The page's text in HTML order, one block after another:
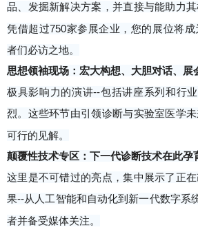
品、发掘新解决方案，并直接与能助力其
凭借超过750家参展企业，您的展位将
者们必访之地。
思想领袖现场 ： 宏大构想、 大胆对话、
展
极具影响力的演讲--包括讲座系列和行
烈。这些环节由引领诊断与实验室医学
可行的见解。
颠覆性技术专区：下一代诊断技术在此孕
这里是不可错过的亮点，集中展示了正
果--从人工智能和自动化到新一代数字系
者并备受媒体关注。